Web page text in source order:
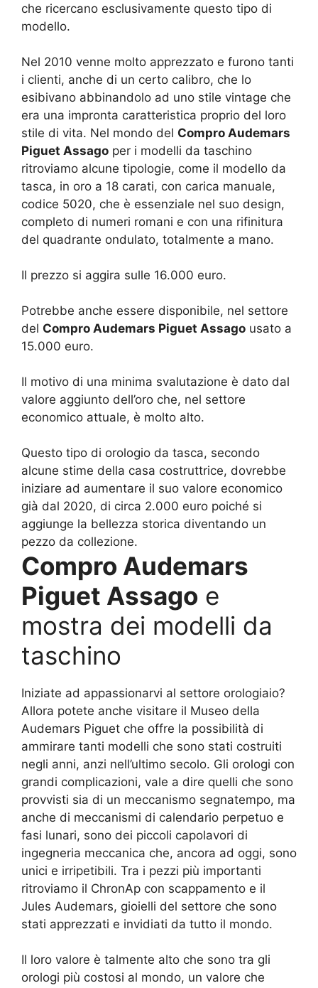
che ricercano esclusivamente questo tipo di
modello.
Nel 2010 venne molto apprezzato e furono tanti
i clienti, anche di un certo calibro, che lo
esibivano abbinandolo ad uno stile vintage che
era una impronta caratteristica proprio del loro
stile di vita. Nel mondo del Compro Audemars
Piguet Assago per i modelli da taschino
ritroviamo alcune tipologie, come il modello da
tasca, in oro a 18 carati, con carica manuale,
codice 5020, che è essenziale nel suo design,
completo di numeri romani e con una rifinitura
del quadrante ondulato, totalmente a mano.
Il prezzo si aggira sulle 16.000 euro.
Potrebbe anche essere disponibile, nel settore
del Compro Audemars Piguet Assago usato a
15.000 euro.
Il motivo di una minima svalutazione è dato dal
valore aggiunto dell’oro che, nel settore
economico attuale, è molto alto.
Questo tipo di orologio da tasca, secondo
alcune stime della casa costruttrice, dovrebbe
iniziare ad aumentare il suo valore economico
già dal 2020, di circa 2.000 euro poiché si
aggiunge la bellezza storica diventando un
pezzo da collezione.
Compro Audemars
Piguet Assago e
mostra dei modelli da
taschino
Iniziate ad appassionarvi al settore orologiaio?
Allora potete anche visitare il Museo della
Audemars Piguet che offre la possibilità di
ammirare tanti modelli che sono stati costruiti
negli anni, anzi nell’ultimo secolo. Gli orologi con
grandi complicazioni, vale a dire quelli che sono
provvisti sia di un meccanismo segnatempo, ma
anche di meccanismi di calendario perpetuo e
fasi lunari, sono dei piccoli capolavori di
ingegneria meccanica che, ancora ad oggi, sono
unici e irripetibili. Tra i pezzi più importanti
ritroviamo il ChronAp con scappamento e il
Jules Audemars, gioielli del settore che sono
stati apprezzati e invidiati da tutto il mondo.
Il loro valore è talmente alto che sono tra gli
orologi più costosi al mondo, un valore che